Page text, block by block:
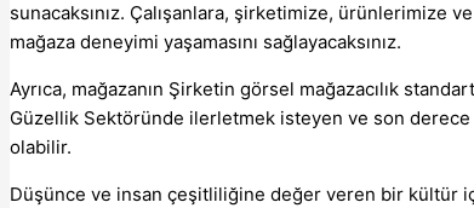
sunacaksınız. Çalışanlara, şirketimize,
mağaza deneyimi yaşamasını sağlayacaksınız.
Ayrıca, mağazanın Şirketin görsel mağazacılık
Güzellik Sektöründe ilerletmek isteyen ve son
olabilir.
Düşünce ve insan çeşitliliğine değer veren bir kültür